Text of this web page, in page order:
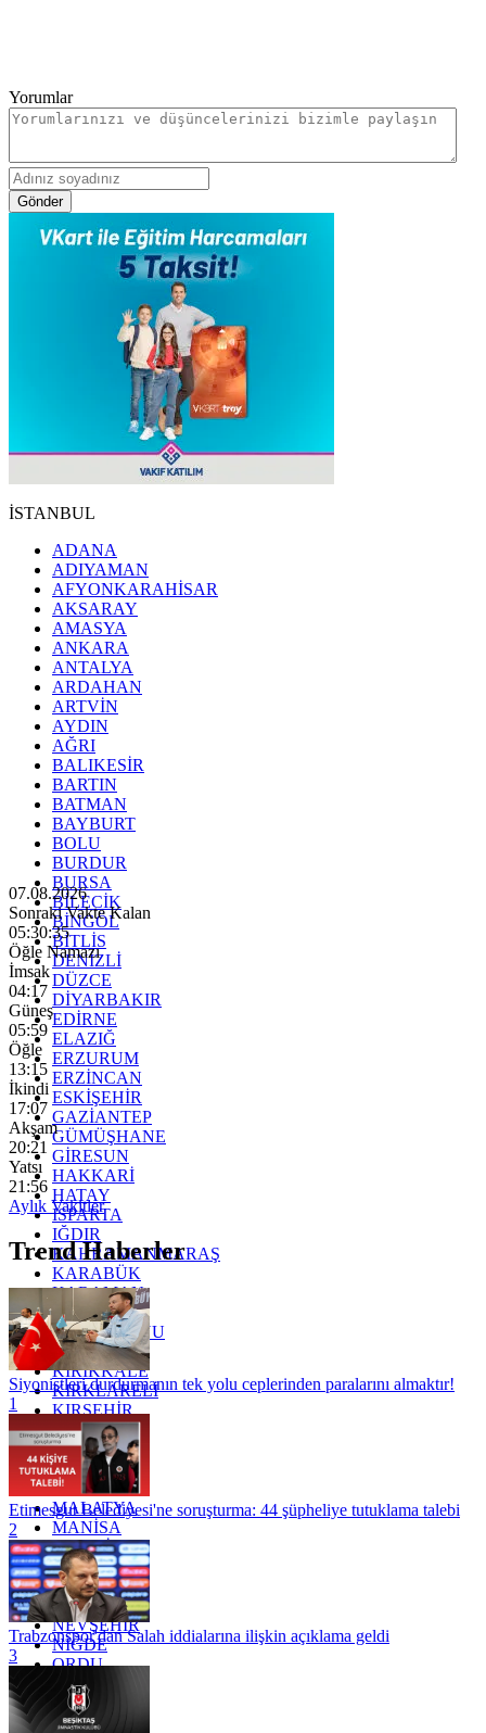
Yorumlar
Gönder
İSTANBUL
ADANA
ADIYAMAN
AFYONKARAHİSAR
AKSARAY
AMASYA
ANKARA
ANTALYA
ARDAHAN
ARTVİN
AYDIN
AĞRI
BALIKESİR
BARTIN
BATMAN
BAYBURT
BOLU
BURDUR
BURSA
BİLECİK
BİNGÖL
BİTLİS
DENİZLİ
DÜZCE
DİYARBAKIR
EDİRNE
ELAZIĞ
ERZURUM
ERZİNCAN
ESKİŞEHİR
GAZİANTEP
GÜMÜŞHANE
GİRESUN
HAKKARİ
HATAY
ISPARTA
IĞDIR
KAHRAMANMARAŞ
KARABÜK
KARAMAN
KARS
KASTAMONU
KAYSERİ
KIRIKKALE
KIRKLARELİ
KIRŞEHİR
KOCAELİ
KONYA
KÜTAHYA
KİLİS
MALATYA
MANİSA
MARDİN
MERSİN
MUĞLA
MUŞ
NEVŞEHİR
NİĞDE
ORDU
OSMANİYE
RİZE
SAKARYA
07.08.2026
Sonraki Vakte Kalan
05:30:33
Öğle Namazı
İmsak
04:17
Güneş
05:59
Öğle
13:15
İkindi
17:07
Akşam
20:21
Yatsı
21:56
Aylık Vakitler
Trend Haberler
Siyonistleri durdurmanın tek yolu ceplerinden paralarını almaktır!
1
Etimesgut Belediyesi'ne soruşturma: 44 şüpheliye tutuklama talebi
2
Trabzonspor'dan Salah iddialarına ilişkin açıklama geldi
3